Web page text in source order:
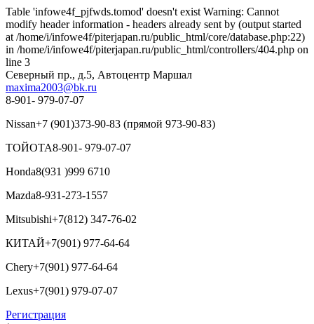
Table 'infowe4f_pjfwds.tomod' doesn't exist Warning: Cannot
modify header information - headers already sent by (output started
at /home/i/infowe4f/piterjapan.ru/public_html/core/database.php:22)
in /home/i/infowe4f/piterjapan.ru/public_html/controllers/404.php on
line 3
Северный пр., д.5, Автоцентр Маршал
maxima2003@bk.ru
8-901- 979-07-07
Nissan+7 (901)373-90-83 (прямой 973-90-83)
ТОЙОТА8-901- 979-07-07
Honda8(931 )999 6710
Mazda8-931-273-1557
Mitsubishi+7(812) 347-76-02
КИТАЙ+7(901) 977-64-64
Chery+7(901) 977-64-64
Lexus+7(901) 979-07-07
Регистрация